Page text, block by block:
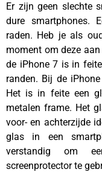
Er zijn geen slechte
dure smartphones.
raden. Heb je als
moment om deze
de iPhone 7 is in
randen. Bij de
Het is in feite een
metalen frame. Het
voor- en achterzijde
glas in een
verstandig om
screenprotector te